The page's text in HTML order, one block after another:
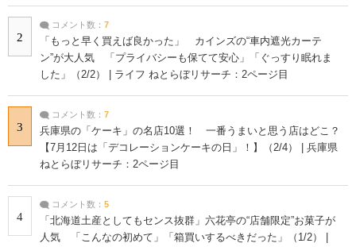
2
コメント数： 7
「もっと早く買えば良かった」 カインズの“車内遮光カーテ
ン”が大人気 「プライバシーも保てて安心」「ぐっすり眠れま
した」（2/2） | ライフ ねとらぼリサーチ：2ページ目
3
コメント数： 7
兵庫県の「ケーキ」の名店10選！ 一番うまいと思う店はどこ？
【7月12日は「デコレーションケーキの日」！】（2/4） | 兵庫県
ねとらぼリサーチ：2ページ目
4
コメント数： 5
「北海道土産としてもセンス抜群」六花亭の“店舗限定”お菓子が
人気 「こんなの初めて」「箱買いするべきだった」（1/2） |